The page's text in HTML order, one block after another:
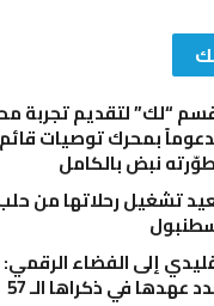
“لك” لتقديم تجربة
بمحرك توصيات قائم
نبض بالكامل
تشغيل رحلاتها من
إلى الفضاء
عهدها في ذكراها الـ 57